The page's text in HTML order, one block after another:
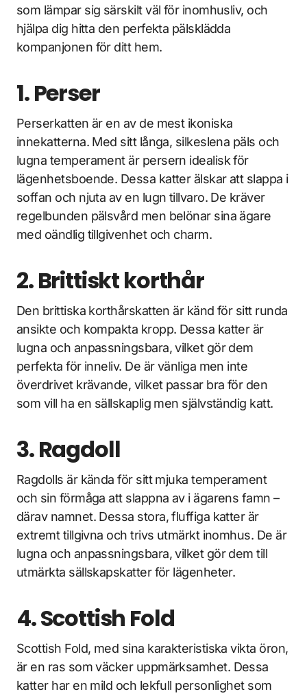
som lämpar sig särskilt väl för inomhusliv, och
hjälpa dig hitta den perfekta pälsklädda
kompanjonen för ditt hem.
1. Perser
Perserkatten är en av de mest ikoniska
innekatterna. Med sitt långa, silkeslena päls och
lugna temperament är persern idealisk för
lägenhetsboende. Dessa katter älskar att slappa i
soffan och njuta av en lugn tillvaro. De kräver
regelbunden pälsvård men belönar sina ägare
med oändlig tillgivenhet och charm.
2. Brittiskt korthår
Den brittiska korthårskatten är känd för sitt runda
ansikte och kompakta kropp. Dessa katter är
lugna och anpassningsbara, vilket gör dem
perfekta för inneliv. De är vänliga men inte
överdrivet krävande, vilket passar bra för den
som vill ha en sällskaplig men självständig katt.
3. Ragdoll
Ragdolls är kända för sitt mjuka temperament
och sin förmåga att slappna av i ägarens famn –
därav namnet. Dessa stora, fluffiga katter är
extremt tillgivna och trivs utmärkt inomhus. De är
lugna och anpassningsbara, vilket gör dem till
utmärkta sällskapskatter för lägenheter.
4. Scottish Fold
Scottish Fold, med sina karakteristiska vikta öron,
är en ras som väcker uppmärksamhet. Dessa
katter har en mild och lekfull personlighet som